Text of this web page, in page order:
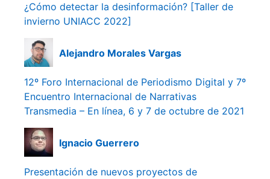
¿Cómo detectar la desinformación? [Taller de
invierno UNIACC 2022]
Alejandro Morales Vargas
12º Foro Internacional de Periodismo Digital y 7º
Encuentro Internacional de Narrativas
Transmedia – En línea, 6 y 7 de octubre de 2021
Ignacio Guerrero
Presentación de nuevos proyectos de